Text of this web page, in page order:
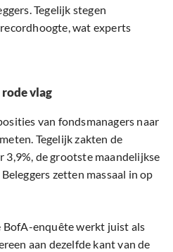
Tegelijk stegen
wat experts
vlag
van fondsmanagers naar
Tegelijk zakten de
3,9%, de grootste maandelijkse
zetten massaal in op
enquête werkt juist als
aan dezelfde kant van de